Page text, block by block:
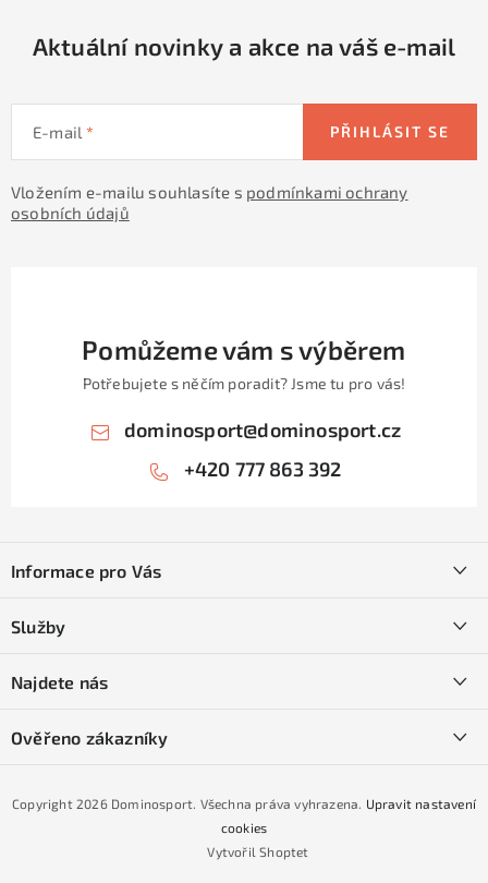
Aktuální novinky a akce na váš e-mail
E-mail
Vložením e-mailu souhlasíte s podmínkami ochrany
osobních údajů
PŘIHLÁSIT SE
Pomůžeme vám s výběrem
Potřebujete s něčím poradit? Jsme tu pro vás!
dominosport@dominosport.cz
+420 777 863 392
pInformace pro Vás
Obchodní podmínky
Podmínky GDPR
Podmínky nákupu na splátky ESSOX
Služby
Naše prodejna
Najdete nás
Ověřeno zákazníky
Vytvořil Shoptet
Copyright 2026 Dominosport. Všechna práva vyhrazena. Upravit nastavení
cookies